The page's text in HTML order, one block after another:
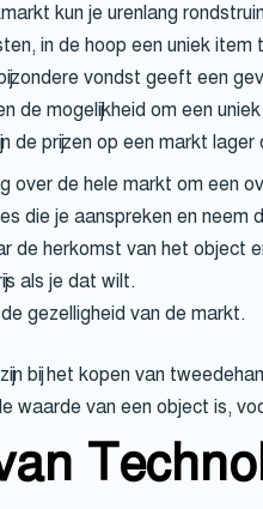
kun je urenlang
in de hoop een uniek
vondst geeft een
de mogelijkheid om een
de prijzen op een markt lager
over de hele markt om een
die je aanspreken en neem
de herkomst van het object
als je dat wilt.
gezelligheid van de markt.
bij het kopen van
waarde van een object is,